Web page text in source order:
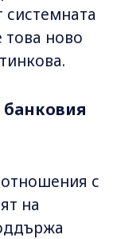
системната
това ново
банковия
с
на